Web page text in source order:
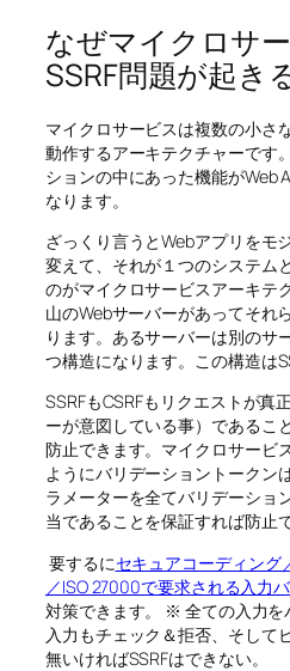
なぜマイクロサ
SSRF問題が起き
マイクロサービスは複数の小さ
動作するアーキテクチャーです
ションの中にあった機能がWeb
なります。
ざっくり言うとWebアプリをモ
変えて、それが１つのシステム
のがマイクロサービスアーキテ
山のWebサーバーがあってそれ
ります。あるサーバーは別のサ
つ構造になります。この構造は
SSRFもCSRFもリクエストが真
ーが意図している事）であるこ
防止できます。マイクロサービ
ようにバリデーショントークン
ラメーターを全てバリデーショ
当であることを保証すれば防止
要するにセキュアコーディング
／ISO 27000で要求される入力
対策できます。 ※ 全ての入力を
入力もチェック＆拒否、そして
無いければSSRFはできない。